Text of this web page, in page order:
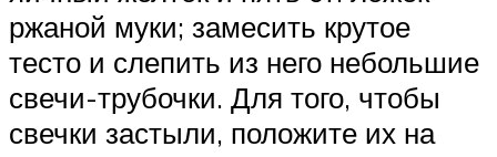
ржаной муки; замесить крутое
тесто и слепить из него небольшие
свечи-трубочки. Для того, чтобы
свечки застыли, положите их на